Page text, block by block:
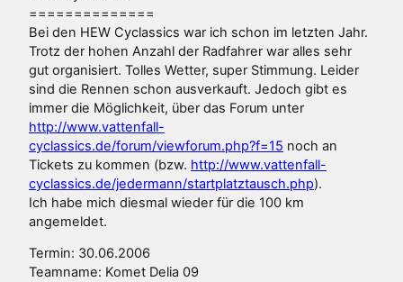
==============
Bei den HEW Cyclassics war ich schon im letzten Jahr.
Trotz der hohen Anzahl der Radfahrer war alles sehr
gut organisiert. Tolles Wetter, super Stimmung. Leider
sind die Rennen schon ausverkauft. Jedoch gibt es
immer die Möglichkeit, über das Forum unter
http://www.vattenfall-
cyclassics.de/forum/viewforum.php?f=15 noch an
Tickets zu kommen (bzw. http://www.vattenfall-
cyclassics.de/jedermann/startplatztausch.php).
Ich habe mich diesmal wieder für die 100 km
angemeldet.
Termin: 30.06.2006
Teamname: Komet Delia 09